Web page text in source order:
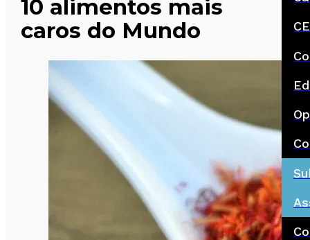
10 alimentos mais
caros do Mundo